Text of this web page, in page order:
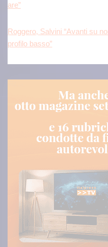
are”
Roggero, Salvini “Avanti su
profilo basso”